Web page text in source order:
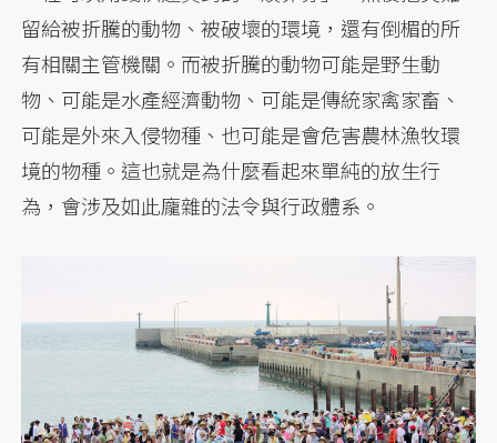
留給被折騰的動物、被破壞的環境，還有倒楣的所
有相關主管機關。而被折騰的動物可能是野生動
物、可能是水產經濟動物、可能是傳統家禽家畜、
可能是外來入侵物種、也可能是會危害農林漁牧環
境的物種。這也就是為什麼看起來單純的放生行
為，會涉及如此龐雜的法令與行政體系。